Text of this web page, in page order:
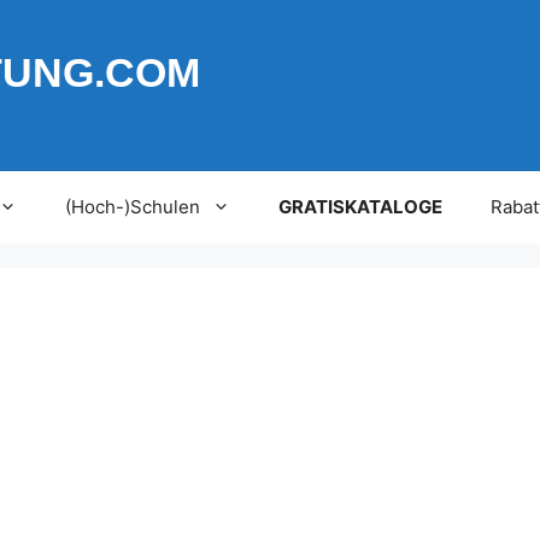
(Hoch-)Schulen GRATISKATALOGE